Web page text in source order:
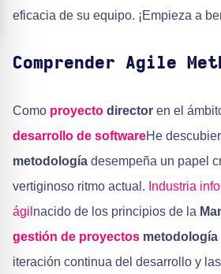
eficacia de su equipo. ¡Empieza a
Comprender Agile
Como proyecto director en el
desarrollo de softwareHe
metodología desempeña un papel
vertiginoso ritmo actual. Industria
ágil nacido de los principios de la
gestión de proyectos metodología
iteración continua del desarrollo y